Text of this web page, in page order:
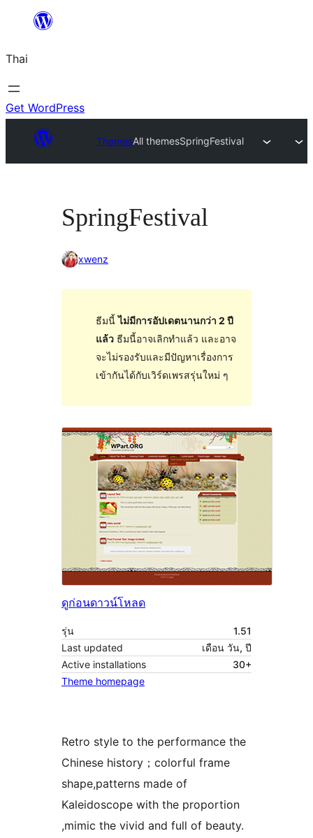
ยัง
เนื้อหา
Thai
Get WordPress
ThemesAll themesSpringFestival
SpringFestival
xwenz
ธีมนี้ไม่มีการอัปเดตนานกว่า 2 ปี
แล้วธีมนี้อาจเลิกทำแล้ว และอาจ
จะไม่รองรับและมีปัญหาเรื่องการ
เข้ากันได้กับเวิร์ดเพรสรุ่นใหม่ ๆ
ดูก่อนดาวน์โหลด
รุ่น
1.51
Last updated
เดือน วัน, ปี
Active installations
30+
Theme homepage
Retro style to the performance the
Chinese history；colorful frame
shape,patterns made of
Kaleidoscope with the proportion
,mimic the vivid and full of beauty.